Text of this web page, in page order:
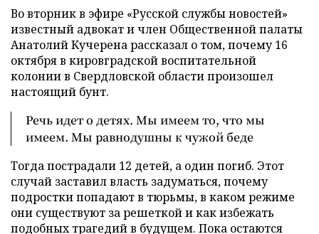
Во вторник в эфире «Русской службы новостей»
известный адвокат и член Общественной палаты
Анатолий Кучерена рассказал о том, почему 16
октября в кировградской воспитательной
колонии в Свердловской области произошел
настоящий бунт.
Речь идет о детях. Мы имеем то, что мы
имеем. Мы равнодушны к чужой беде
Тогда пострадали 12 детей, а один погиб. Этот
случай заставил власть задуматься, почему
подростки попадают в тюрьмы, в каком режиме
они существуют за решеткой и как избежать
подобных трагедий в будущем. Пока остаются